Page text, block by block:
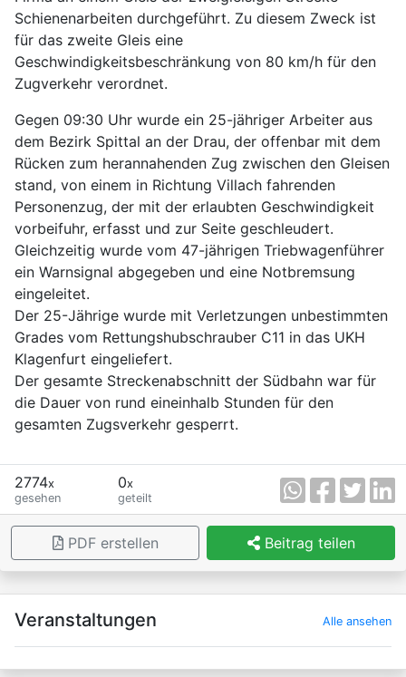
Schienenarbeiten durchgeführt. Zu diesem Zweck ist
für das zweite Gleis eine
Geschwindigkeitsbeschränkung von 80 km/h für den
Zugverkehr verordnet.
Gegen 09:30 Uhr wurde ein 25-jähriger Arbeiter aus
dem Bezirk Spittal an der Drau, der offenbar mit dem
Rücken zum herannahenden Zug zwischen den Gleisen
stand, von einem in Richtung Villach fahrenden
Personenzug, der mit der erlaubten Geschwindigkeit
vorbeifuhr, erfasst und zur Seite geschleudert.
Gleichzeitig wurde vom 47-jährigen Triebwagenführer
ein Warnsignal abgegeben und eine Notbremsung
eingeleitet.
Der 25-Jährige wurde mit Verletzungen unbestimmten
Grades vom Rettungshubschrauber C11 in das UKH
Klagenfurt eingeliefert.
Der gesamte Streckenabschnitt der Südbahn war für
die Dauer von rund eineinhalb Stunden für den
gesamten Zugsverkehr gesperrt.
2774x
gesehen
0x
geteilt
PDF erstellen Beitrag teilen
×
Veranstaltungen Alle ansehen